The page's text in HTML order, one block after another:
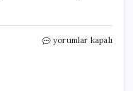
Trump’ın
yorumlar kapalı